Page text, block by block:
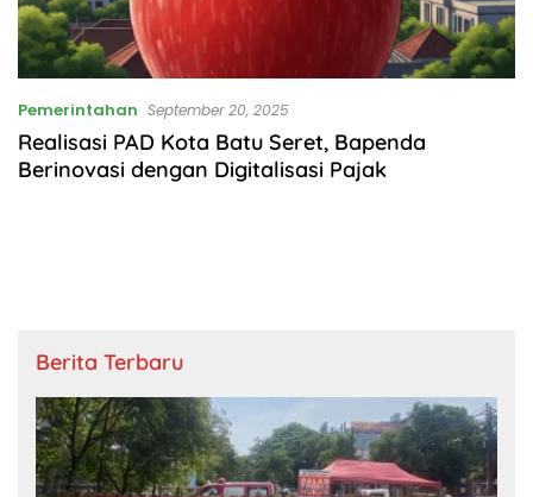
Pemerintahan September 20, 2025
Realisasi PAD Kota Batu Seret, Bapenda
Berinovasi dengan Digitalisasi Pajak
Berita Terbaru